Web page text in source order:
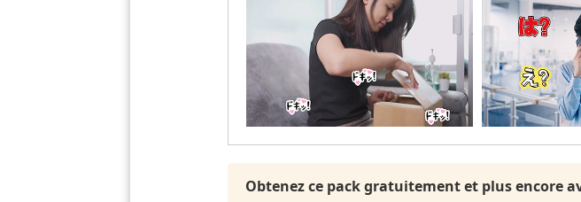
Obtenez ce pack gratuitement et plus encore